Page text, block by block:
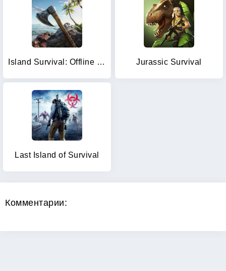
Island Survival: Offline Games Jurassic Survival
Last Island of Survival
Комментарии: